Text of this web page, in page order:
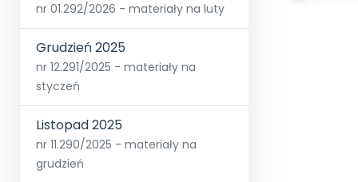
nr 01.292/2026 - materiały na luty
Grudzień 2025
nr 12.291/2025 - materiały na
styczeń
Listopad 2025
nr 11.290/2025 - materiały na
grudzień